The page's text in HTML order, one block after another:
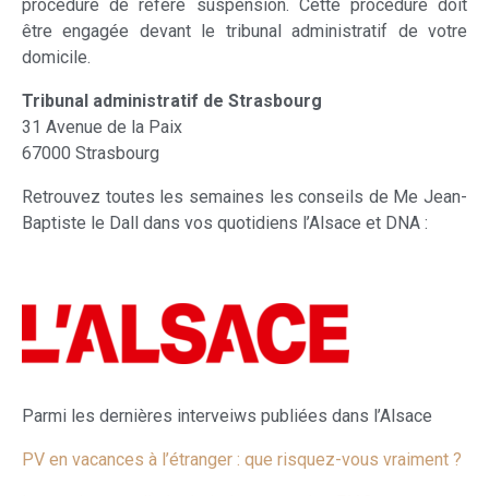
procédure de référé suspension. Cette procédure doit
être engagée devant le tribunal administratif de votre
domicile.
Tribunal administratif de Strasbourg
31 Avenue de la Paix
67000 Strasbourg
Retrouvez toutes les semaines les conseils de Me Jean-
Baptiste le Dall dans vos quotidiens l’Alsace et DNA :
Parmi les dernières interveiws publiées dans l’Alsace
PV en vacances à l’étranger : que risquez-vous vraiment ?